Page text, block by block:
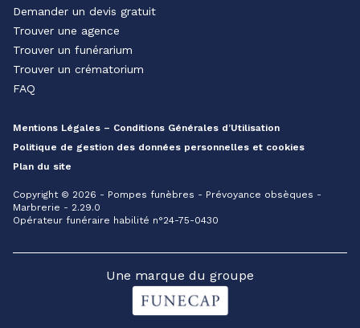
Demander un devis gratuit
Trouver une agence
Trouver un funérarium
Trouver un crématorium
FAQ
Mentions Légales – Conditions Générales d’Utilisation
Politique de gestion des données personnelles et cookies
Plan du site
Copyright © 2026 - Pompes funèbres - Prévoyance obsèques -
Marbrerie - 2.29.0
Opérateur funéraire habilité n°24-75-0430
Une marque du groupe